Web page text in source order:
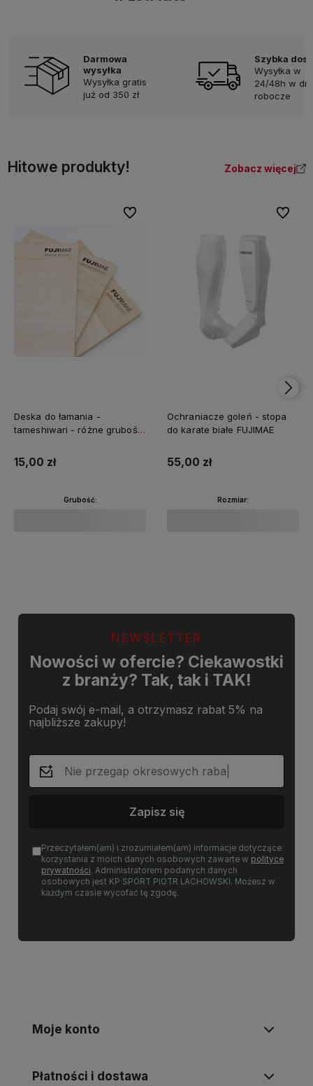
Darmowa
wysyłka
Wysyłka gratis
już od 350 zł
Szybka
Wysyłka w
24/48h w dni
robocze
Hitowe produkty! Zobacz więcej
Deska do łamania -
tameshiwari - różne grubości
15,00 zł
Grubość:
Do ulubionych
Ochraniacze goleń - stopa
do karate białe FUJIMAE
55,00 zł
Rozmiar:
Do
NEWSLETTER
Nowości w ofercie? Ciekawostki
z branży? Tak, tak i TAK!
Podaj swój e-mail, a otrzymasz rabat 5% na
najbliższe zakupy!
Zapisz się
Przeczytałem(am) i zrozumiałem(am) informacje dotyczące
korzystania z moich danych osobowych zawarte w polityce
prywatności. Administratorem podanych danych
osobowych jest KP SPORT PIOTR LACHOWSKI. Możesz w
każdym czasie wycofać tę zgodę.
Moje konto
Płatności i dostawa